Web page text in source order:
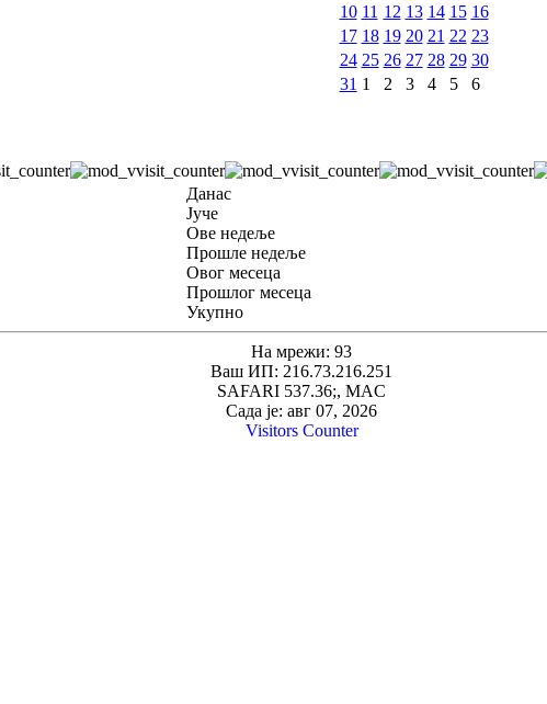
10 11 12 13 14 15 16
17 18 19 20 21 22 23
24 25 26 27 28 29 30
31 1 2 3 4 5 6
Данас
Јуче
Ове недеље
Прошле недеље
Овог месеца
Прошлог месеца
Укупно
На мрежи: 93
Ваш ИП: 216.73.216.251
SAFARI 537.36;, MAC
Сада је: авг 07, 2026
Visitors Counter